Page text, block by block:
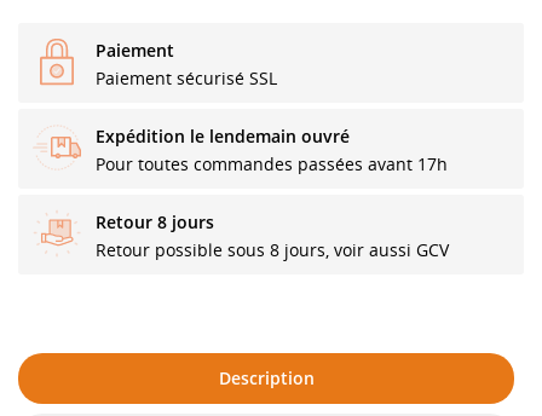
Paiement
Paiement sécurisé SSL
Expédition le lendemain ouvré
Pour toutes commandes passées avant 17h
Retour 8 jours
Retour possible sous 8 jours, voir aussi GCV
Description